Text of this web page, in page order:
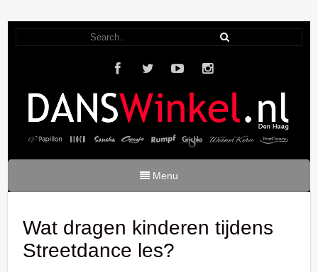
Menu
Wat dragen kinderen tijdens
Streetdance les?